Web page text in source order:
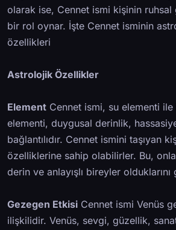
olarak ise, Cennet ismi kişinin ruhsal
bir rol oynar. İşte Cennet isminin
özellikleri
Astrolojik Özellikler
Element Cennet ismi, su elementi
elementi, duygusal derinlik,
bağlantılıdır. Cennet ismini taşıyan
özelliklerine sahip olabilirler. Bu,
derin ve anlayışlı bireyler olduklarını
Gezegen Etkisi Cennet ismi Venüs
ilişkilidir. Venüs, sevgi, güzellik,